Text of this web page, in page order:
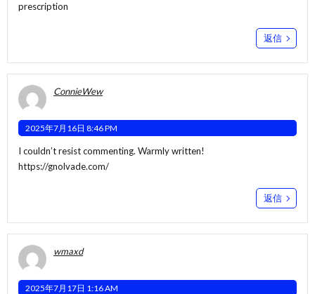
prescription
返信
ConnieWew
2025年7月16日 8:46 PM
I couldn’t resist commenting. Warmly written!
https://gnolvade.com/
返信
wmaxd
2025年7月17日 1:16 AM